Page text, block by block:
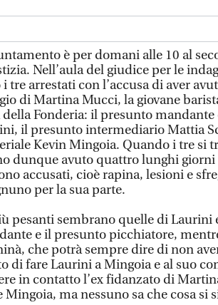
è per domani alle 10 al
Nell’aula del giudice per le
tre arrestati con l’accusa di aver
di Martina Mucci, la giovane
Fonderia: il presunto mandante
il presunto intermediario Mattia
Kevin Mingoia. Quando i tre si
dunque avuto quattro lunghi
accusati, cioè rapina, lesioni e
per la sua parte.
pesanti sembrano quelle di Laurini
e il presunto picchiatore,
che potrà sempre dire di non
di fare Laurini a Mingoia e al suo
in contatto l’ex fidanzato di
ma nessuno sa che cosa si